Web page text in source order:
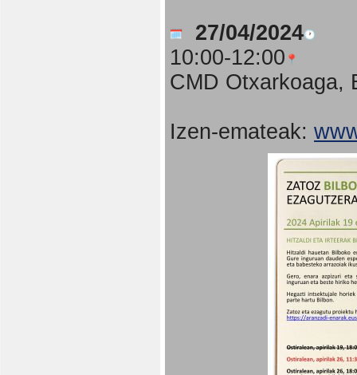
27/04/2024
10:00-12:00
CMD Otxarkoaga,
Izen-emateak: